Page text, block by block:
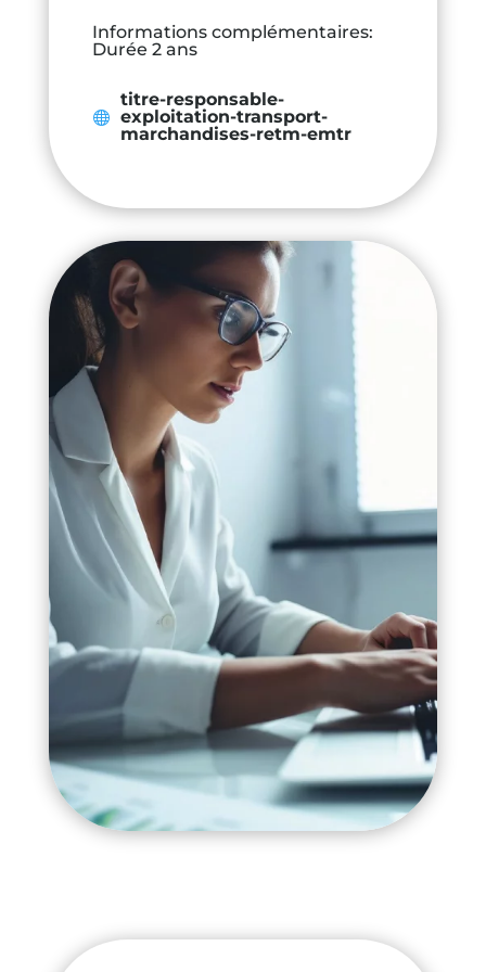
Informations complémentaires:
Durée 2 ans
titre-responsable-
exploitation-transport-
marchandises-retm-emtr